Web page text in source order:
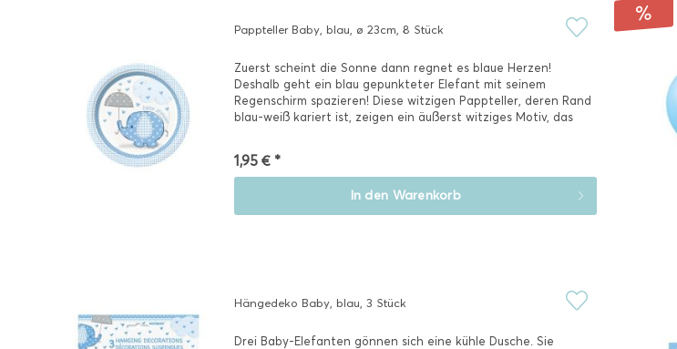
Pappteller Baby, blau, ø 23cm, 8 Stück
Zuerst scheint die Sonne dann regnet es blaue Herzen!
Deshalb geht ein blau gepunkteter Elefant mit seinem
Regenschirm spazieren! Diese witzigen Pappteller, deren Rand
blau-weiß kariert ist, zeigen ein äußerst witziges Motiv, das
1,95 € *
In den Warenkorb
Hängedeko Baby, blau, 3 Stück
Drei Baby-Elefanten gönnen sich eine kühle Dusche. Sie